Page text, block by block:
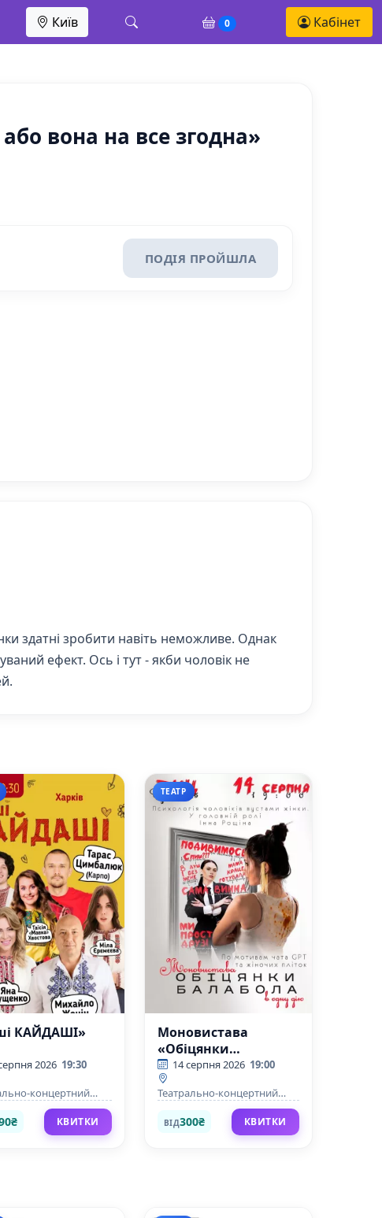
Київ 0 Кабінет
вона на все згодна»
ПОДІЯ ПРОЙШЛА
здатні зробити навіть неможливе. Однак
ефект. Ось і тут - якби чоловік не
КАЙДАШІ»
2026 19:30
концертний
КВИТКИ
ТЕАТР
Моновистава
«Обіцянки
балабола».
Прем`єра!
14 серпня 2026 19:00
Театрально-концертний
ВІД300₴ КВИТКИ